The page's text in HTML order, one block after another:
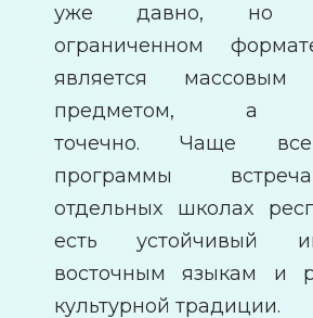
уже давно, но
ограниченном
является массовым
предметом, а
точечно. Чаще
программы
отдельных школах
есть устойчивый
восточным языкам и
культурной традиции.